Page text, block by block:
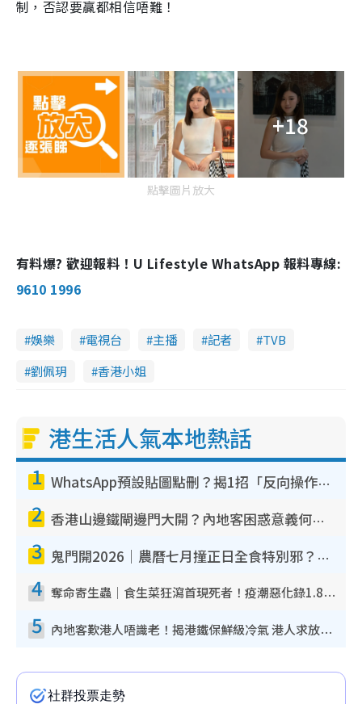
制，否認要贏都相信唔難！
+18
點擊圖片放大
有料爆? 歡迎報料！U Lifestyle WhatsApp 報料專線:
9610 1996
娛樂 電視台 主播 記者
TVB
劉佩玥
香港小姐
港生活人氣本地熱話
1 WhatsApp預設貼圖點刪？揭1招「反向操作」還原簡潔介面 附3步實測教學
2 香港山邊鐵閘邊門大開？內地客困惑意義何在！網民神回覆：呢種叫法理性防禦
3 鬼門開2026｜農曆七月撞正日全食特別邪？專家警告切忌做一事！揭4大禁忌+2招保平安
4 奪命寄生蟲｜食生菜狂瀉首現死者！疫潮惡化錄1.8萬宗病例 揭洗菜3大謬誤
5 內地客歎港人唔識老！揭港鐵保鮮級冷氣 港人求放過：咪投訴